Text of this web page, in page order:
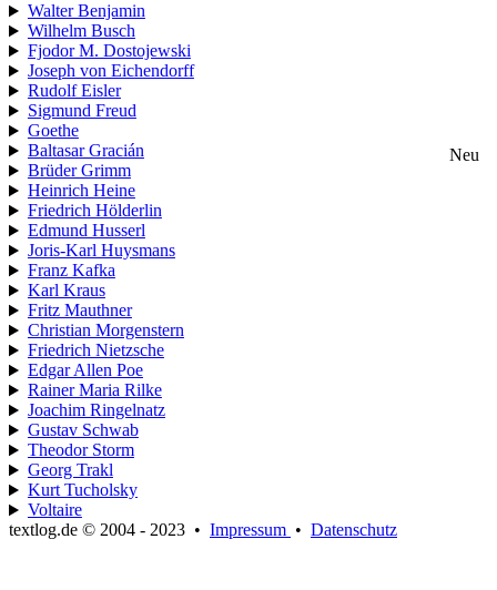
Walter Benjamin
Wilhelm Busch
Fjodor M. Dostojewski
Joseph von Eichendorff
Rudolf Eisler
Sigmund Freud
Goethe
Baltasar Gracián
Neu
Brüder Grimm
Heinrich Heine
Friedrich Hölderlin
Edmund Husserl
Joris-Karl Huysmans
Franz Kafka
Karl Kraus
Fritz Mauthner
Christian Morgenstern
Friedrich Nietzsche
Edgar Allen Poe
Rainer Maria Rilke
Joachim Ringelnatz
Gustav Schwab
Theodor Storm
Georg Trakl
Kurt Tucholsky
Voltaire
textlog.de © 2004 - 2023 • Impressum • Datenschutz